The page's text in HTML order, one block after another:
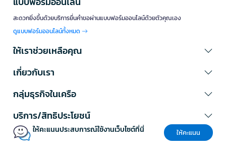
สะดวกยิ่งขึ้นด้วยบริการยื่นคำขอผ่านแบบฟอร์มออนไลน์ด้วยตัวคุณเอง
ดูแบบฟอร์มออนไลน์ทั้งหมด
ให้เราช่วยเหลือคุณ
เกี่ยวกับเรา
กลุ่มธุรกิจในเครือ
บริการ/สิทธิประโยชน์
ให้คะแนนประสบการณ์ใช้งานเว็บไซต์ที่นี่ ให้คะแนน